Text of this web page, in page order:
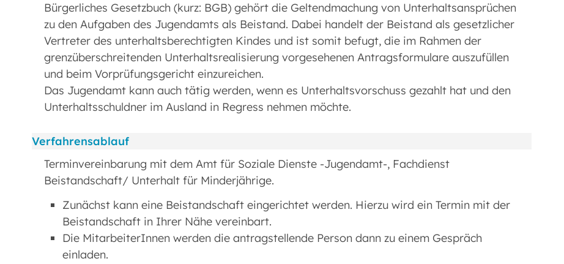
Bürgerliches Gesetzbuch (kurz: BGB) gehört die Geltendmachung von Unterhaltsansprüchen
zu den Aufgaben des Jugendamts als Beistand. Dabei handelt der Beistand als gesetzlicher
Vertreter des unterhaltsberechtigten Kindes und ist somit befugt, die im Rahmen der
grenzüberschreitenden Unterhaltsrealisierung vorgesehenen Antragsformulare auszufüllen
und beim Vorprüfungsgericht einzureichen.
Das Jugendamt kann auch tätig werden, wenn es Unterhaltsvorschuss gezahlt hat und den
Unterhaltsschuldner im Ausland in Regress nehmen möchte.
Verfahrensablauf
Terminvereinbarung mit dem Amt für Soziale Dienste -Jugendamt-, Fachdienst
Beistandschaft/ Unterhalt für Minderjährige.
Zunächst kann eine Beistandschaft eingerichtet werden. Hierzu wird ein Termin mit der
Beistandschaft in Ihrer Nähe vereinbart.
Die MitarbeiterInnen werden die antragstellende Person dann zu einem Gespräch
einladen.